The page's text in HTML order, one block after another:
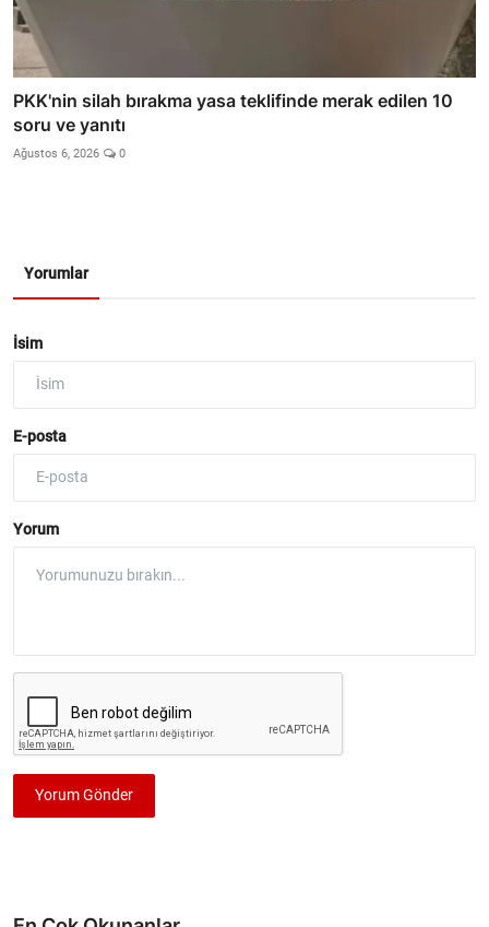
PKK'nin silah bırakma yasa teklifinde merak edilen 10
soru ve yanıtı
Ağustos 6, 2026 0
Yorumlar
İsim
E-posta
Yorum
Yorum Gönder